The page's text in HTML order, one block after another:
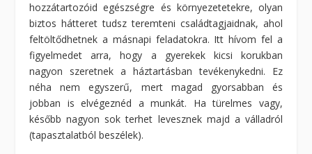
hozzátartozóid egészségre és környezetetekre, olyan
biztos hátteret tudsz teremteni családtagjaidnak, ahol
feltöltődhetnek a másnapi feladatokra. Itt hívom fel a
figyelmedet arra, hogy a gyerekek kicsi korukban
nagyon szeretnek a háztartásban tevékenykedni. Ez
néha nem egyszerű, mert magad gyorsabban és
jobban is elvégeznéd a munkát. Ha türelmes vagy,
később nagyon sok terhet levesznek majd a válladról
(tapasztalatból beszélek).